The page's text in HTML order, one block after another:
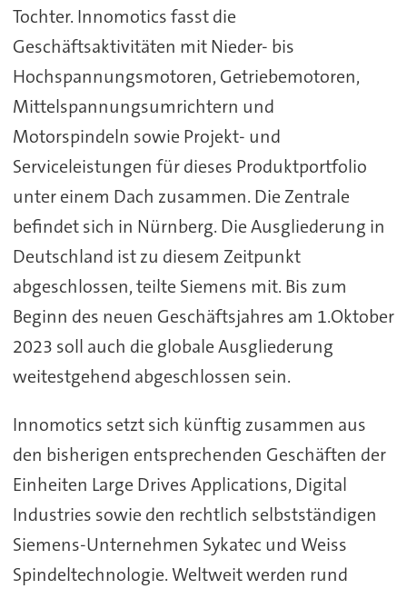
Tochter. Innomotics fasst die
Geschäftsaktivitäten mit Nieder- bis
Hochspannungsmotoren, Getriebemotoren,
Mittelspannungsumrichtern und
Motorspindeln sowie Projekt- und
Serviceleistungen für dieses Produktportfolio
unter einem Dach zusammen. Die Zentrale
befindet sich in Nürnberg. Die Ausgliederung in
Deutschland ist zu diesem Zeitpunkt
abgeschlossen, teilte Siemens mit. Bis zum
Beginn des neuen Geschäftsjahres am 1.Oktober
2023 soll auch die globale Ausgliederung
weitestgehend abgeschlossen sein.
Innomotics setzt sich künftig zusammen aus
den bisherigen entsprechenden Geschäften der
Einheiten Large Drives Applications, Digital
Industries sowie den rechtlich selbstständigen
Siemens-Unternehmen Sykatec und Weiss
Spindeltechnologie. Weltweit werden rund